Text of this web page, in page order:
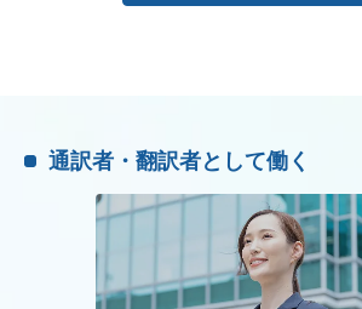
通訳者・翻訳者として働く